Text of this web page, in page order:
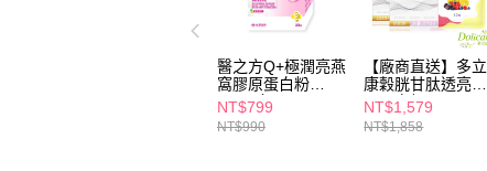
醫之方Q+極潤亮燕
窩膠原蛋白粉
7g*20包
NT$799
NT$990
【廠商直送】多立
康穀胱甘肽透亮膠
原蛋白粉(3.1g/
包，30包/盒)X2
+維他命C
NT$1,579
NT$1,858